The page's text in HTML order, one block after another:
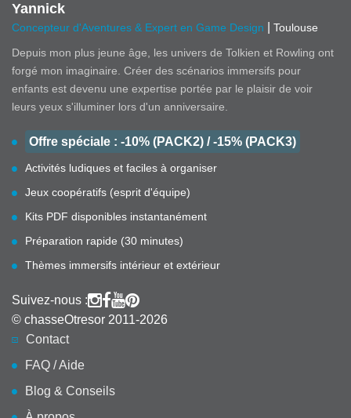
Yannick
Concepteur d'Aventures & Expert en Game Design
Toulouse
Depuis mon plus jeune âge, les univers de Tolkien et Rowling ont
forgé mon imaginaire. Créer des scénarios immersifs pour
enfants est devenu une expertise portée par le plaisir de voir
leurs yeux s'illuminer lors d'un anniversaire.
Offre spéciale : -10% (PACK2) / -15% (PACK3)
Activités ludiques et faciles à organiser
Jeux coopératifs (esprit d'équipe)
Kits PDF disponibles instantanément
Préparation rapide (30 minutes)
Thèmes immersifs intérieur et extérieur
Suivez-nous :
© chasseOtresor 2011-2026
Contact
FAQ / Aide
Blog & Conseils